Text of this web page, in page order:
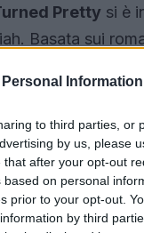
Information
to third parties, or
by us, please
after your opt-out
on personal
prior to your opt-out.
by third
Pretty si è
Basata sui
non solo
della moda,